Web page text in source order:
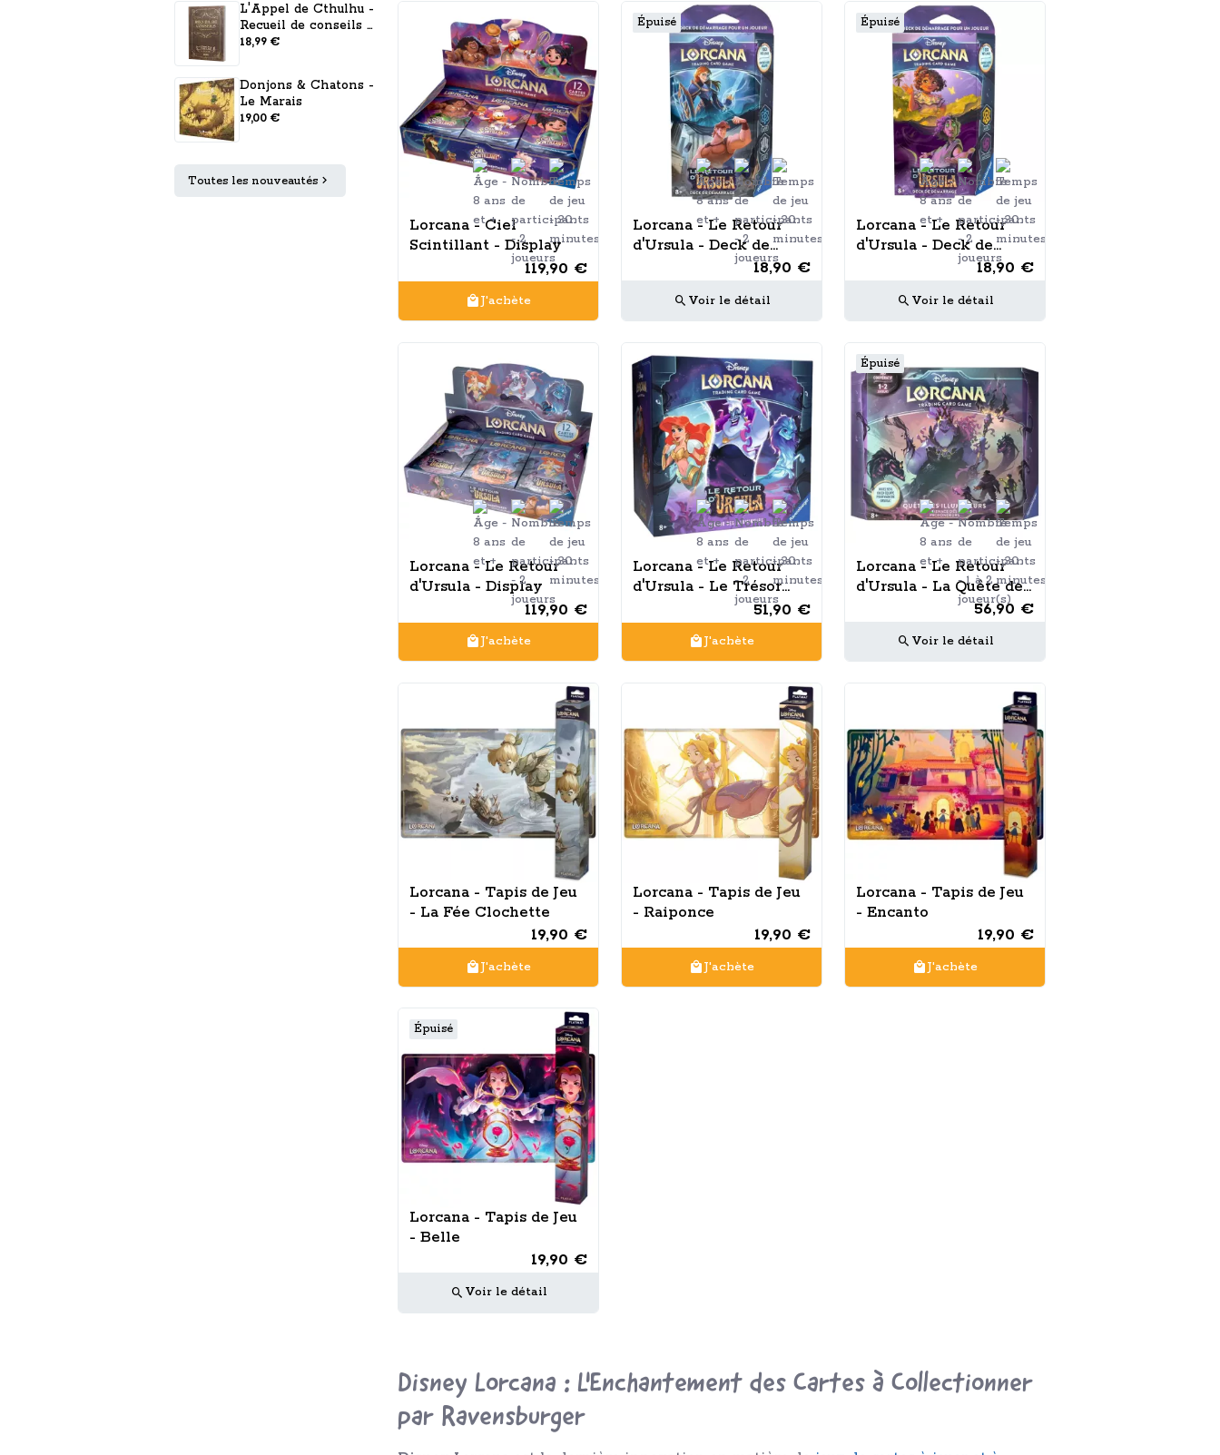
L'Appel de Cthulhu -
Recueil de conseils à
l'Usage du Gardien
18,99 €
Donjons & Chatons -
Le Marais
19,00 €
Toutes les nouveautés
Lorcana - Ciel
Scintillant - Display
119,90 €
J'achète
Épuisé
Lorcana - Le Retour
d'Ursula - Deck de
Démarrage - Saphir /
18,90 €
Voir le détail
Épuisé
Lorcana - Le Retour
d'Ursula - Deck de
Démarrage - Ambre /
18,90 €
Voir le détail
Lorcana - Le Retour
d'Ursula - Display
119,90 €
J'achète
Lorcana - Le Retour
d'Ursula - Le Trésor
des Illumineurs51,90 €
J'achète
Épuisé
Lorcana - Le Retour
d'Ursula - La Quête des
Illumineurs: Menace
56,90 €
Voir le détail
Lorcana - Tapis de Jeu
- La Fée Clochette
19,90 €
J'achète
Lorcana - Tapis de Jeu
- Raiponce
19,90 €
J'achète
Lorcana - Tapis de Jeu
- Encanto
19,90 €
J'achète
Épuisé
Lorcana - Tapis de Jeu
- Belle
19,90 €
Voir le détail
Disney Lorcana : L'Enchantement des Cartes à Collectionner
par Ravensburger